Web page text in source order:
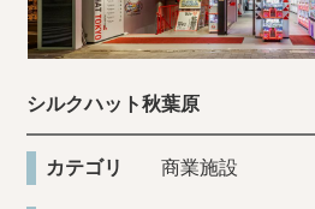
シルクハット秋葉原
カテゴリ 商業施設